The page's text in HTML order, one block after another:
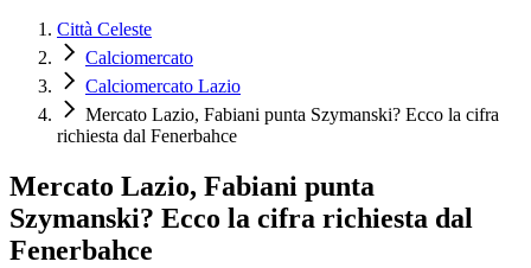
Città Celeste
Calciomercato
Calciomercato Lazio
Mercato Lazio, Fabiani punta Szymanski? Ecco la cifra
richiesta dal Fenerbahce
Mercato Lazio, Fabiani punta
Szymanski? Ecco la cifra richiesta dal
Fenerbahce